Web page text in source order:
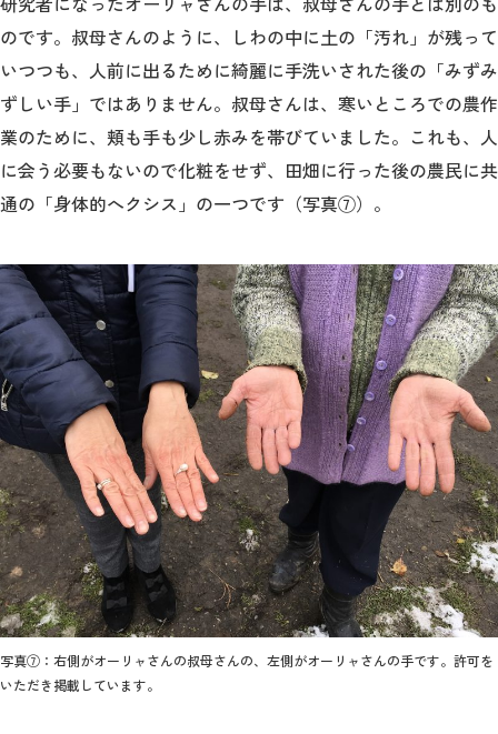
のです。叔母さんのように、しわの中に土の「汚れ」が残って
いつつも、人前に出るために綺麗に手洗いされた後の「みずみ
ずしい手」ではありません。叔母さんは、寒いところでの農作
業のために、頬も手も少し赤みを帯びていました。これも、人
に会う必要もないので化粧をせず、田畑に行った後の農民に共
通の「身体的へクシス」の一つです（写真⑦）。
写真⑦：右側がオーリャさんの叔母さんの、左側がオーリャさんの手です。許可を
いただき掲載しています。